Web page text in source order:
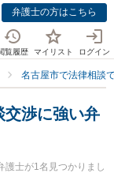
弁護士の方はこちら
覧履歴 マイリスト ログイン
名古屋市で法律相談
交渉に強い弁
護士が1名見つかりまし